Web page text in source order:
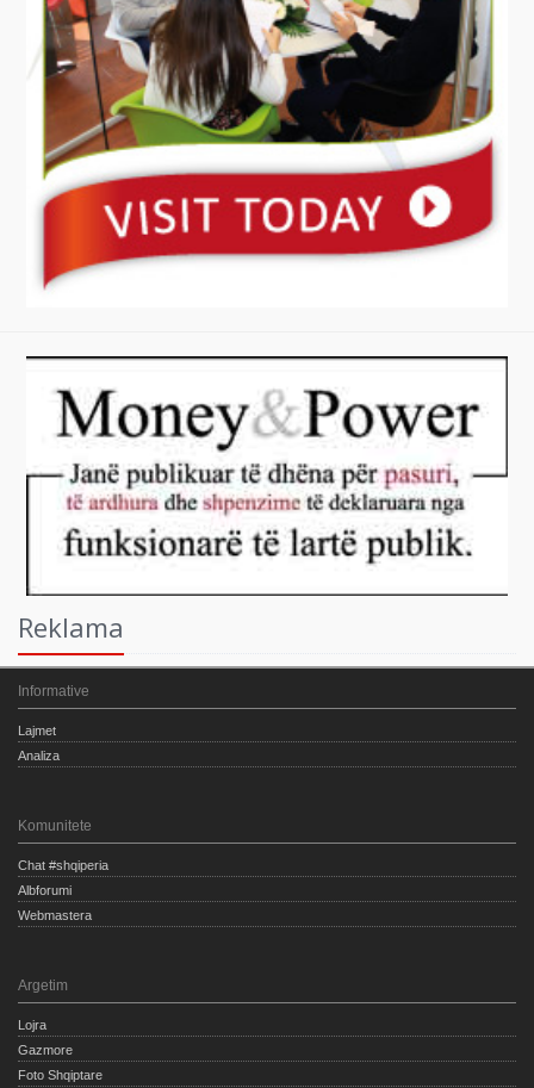
Reklama
Informative
Lajmet
Analiza
Komunitete
Chat #shqiperia
Albforumi
Webmastera
Argetim
Lojra
Gazmore
Foto Shqiptare